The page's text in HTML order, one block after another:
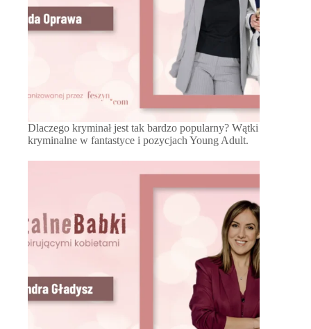
Dlaczego kryminał jest tak bardzo popularny? Wątki
kryminalne w fantastyce i pozycjach Young Adult.